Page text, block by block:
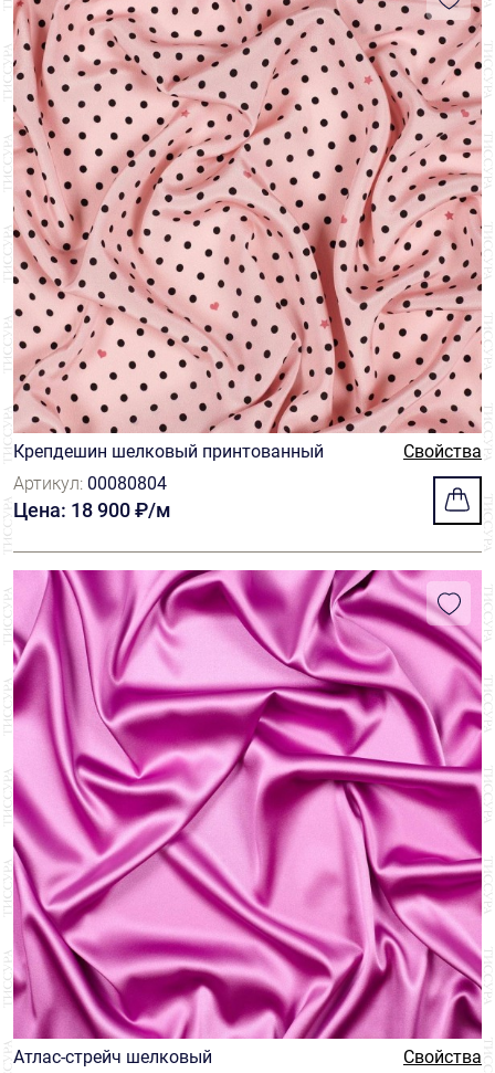
Крепдешин шелковый принтованный
Свойства
Артикул: 00080804
Цена: 18 900 ₽/м
Атлас-стрейч шелковый
Свойства